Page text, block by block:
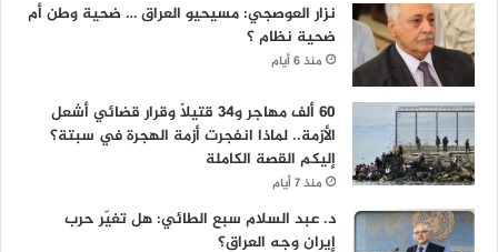
نزار العوصجي: مسيحيو العراق … ضحية وطن أم
ضحية نظام ؟
منذ 6 أيام
60 ألف مهاجر و34 قتيلاً وقرار قضائي أشعل
الأزمة.. لماذا انفجرت أزمة الهجرة في سبتة؟
إليكم القصة الكاملة
منذ 7 أيام
د. عبد السلام سبع الطائي: هل تغيّر حرب
إيران وجه العراق؟